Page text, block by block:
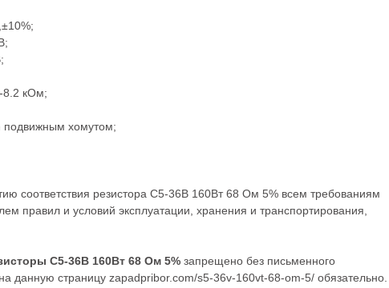
8.2 кОм;
подвижным хомутом;
соответствия резистора С5-36В 160Вт 68 Ом 5% всем требованиям
правил и условий эксплуатации, хранения и транспортирования,
С5-36В 160Вт 68 Ом 5% запрещено без письменного
данную страницу zapadpribor.com/s5-36v-160vt-68-om-5/ обязательно.